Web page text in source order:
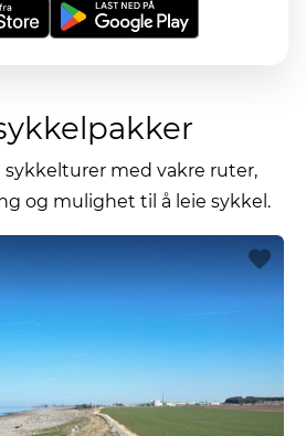
med vakre ruter,
og mulighet til å leie sykkel.